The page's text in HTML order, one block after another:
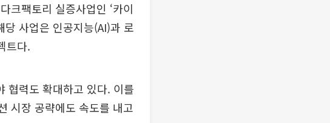
크팩토리 실증사업인 ‘카이
당 사업은 인공지능(AI)과 로
트다.
협력도 확대하고 있다. 이를
시장 공략에도 속도를 내고